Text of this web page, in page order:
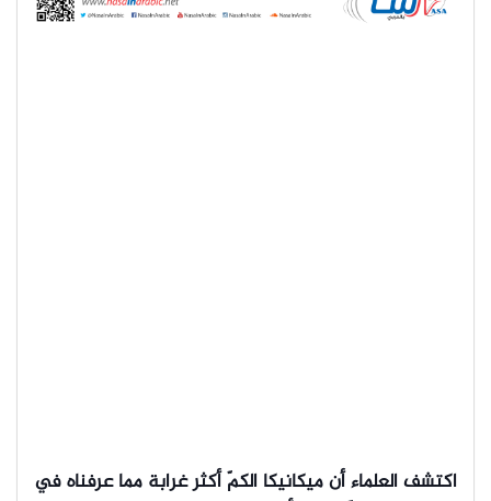
اكتشف العلماء أن ميكانيكا الكمّ أكثر غرابة مما عرفناه في